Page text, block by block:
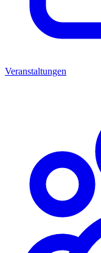
Veranstaltungen